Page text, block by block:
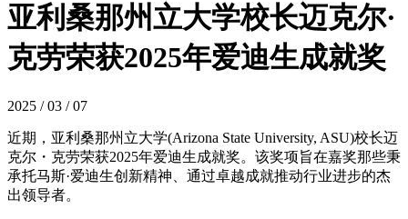
亚利桑那州立大学校长迈克尔·
克劳荣获2025年爱迪生成就奖
2025 / 03 / 07
近期，亚利桑那州立大学(Arizona State University, ASU)校长迈
克尔・克劳荣获2025年爱迪生成就奖。该奖项旨在嘉奖那些秉
承托马斯·爱迪生创新精神、通过卓越成就推动行业进步的杰
出领导者。